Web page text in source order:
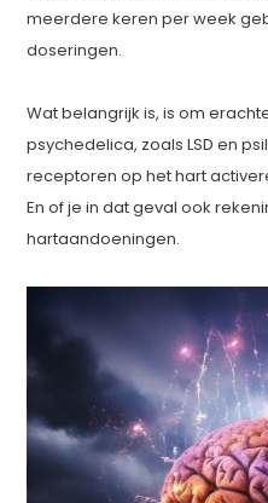
meerdere keren per week
doseringen.
Wat belangrijk is, is om
psychedelica, zoals LSD en
receptoren op het hart
En of je in dat geval ook
hartaandoeningen.